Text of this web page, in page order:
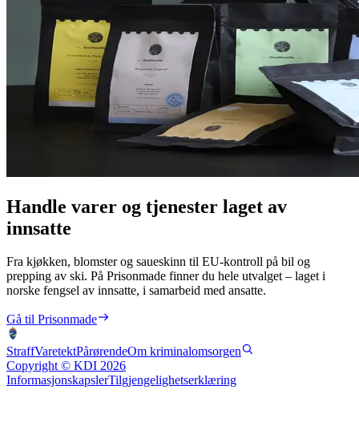
Handle varer og tjenester laget av
innsatte
Fra kjøkken, blomster og saueskinn til EU-kontroll på bil og
prepping av ski. På Prisonmade finner du hele utvalget – laget i
norske fengsel av innsatte, i samarbeid med ansatte.
Gå til Prisonmade
StraffVaretektPårørendeOm kriminalomsorgen
Copyright © KDI 2026
InformasjonskapslerTilgjengelighetserklæring